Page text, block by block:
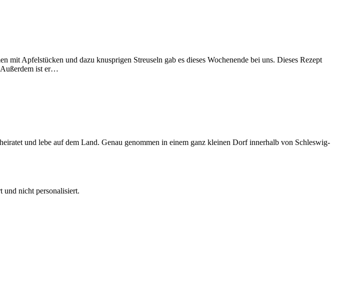
Apfelstücken und dazu knusprigen Streuseln gab es dieses Wochenende bei uns. Dieses Rezept
Außerdem ist er…
und lebe auf dem Land. Genau genommen in einem ganz kleinen Dorf innerhalb von Schleswig-
nicht personalisiert.